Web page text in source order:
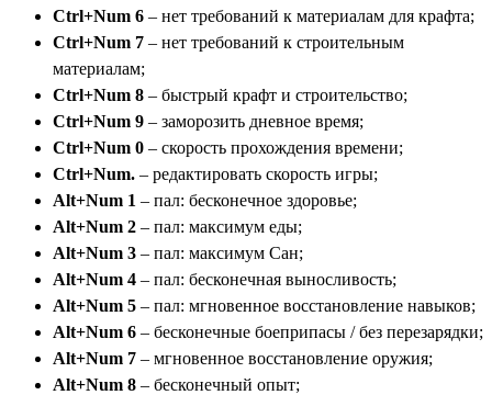
Ctrl+Num 6 – нет требований к материалам для крафта;
Ctrl+Num 7 – нет требований к строительным
материалам;
Ctrl+Num 8 – быстрый крафт и строительство;
Ctrl+Num 9 – заморозить дневное время;
Ctrl+Num 0 – скорость прохождения времени;
Ctrl+Num. – редактировать скорость игры;
Alt+Num 1 – пал: бесконечное здоровье;
Alt+Num 2 – пал: максимум еды;
Alt+Num 3 – пал: максимум Сан;
Alt+Num 4 – пал: бесконечная выносливость;
Alt+Num 5 – пал: мгновенное восстановление навыков;
Alt+Num 6 – бесконечные боеприпасы / без перезарядки;
Alt+Num 7 – мгновенное восстановление оружия;
Alt+Num 8 – бесконечный опыт;